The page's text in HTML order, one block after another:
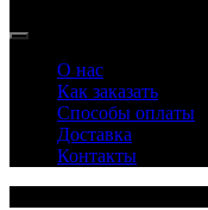
О нас
Как заказать
Способы оплаты
Доставка
Контакты